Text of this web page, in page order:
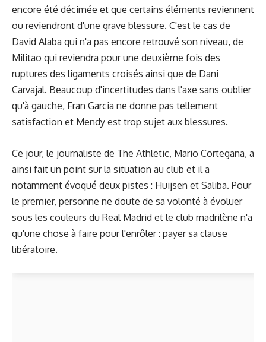
encore été décimée et que certains éléments reviennent
ou reviendront d'une grave blessure. C'est le cas de
David Alaba qui n'a pas encore retrouvé son niveau, de
Militao qui reviendra pour une deuxième fois des
ruptures des ligaments croisés ainsi que de Dani
Carvajal. Beaucoup d'incertitudes dans l'axe sans oublier
qu'à gauche, Fran Garcia ne donne pas tellement
satisfaction et Mendy est trop sujet aux blessures.
Ce jour, le journaliste de The Athletic, Mario Cortegana, a
ainsi fait un point sur la situation au club et il a
notamment évoqué deux pistes : Huijsen et Saliba. Pour
le premier, personne ne doute de sa volonté à évoluer
sous les couleurs du Real Madrid et le club madrilène n'a
qu'une chose à faire pour l'enrôler : payer sa clause
libératoire.